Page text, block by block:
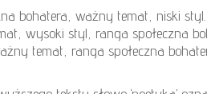
bohatera, ważny temat, niski styl.
wysoki styl, ranga społeczna
temat, ranga społeczna